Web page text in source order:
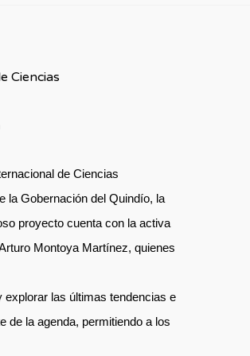
Ciencias
de Ciencias
la Gobernación del Quindío, la
proyecto cuenta con la activa
Montoya Martínez, quienes
explorar las últimas tendencias e
de la agenda, permitiendo a los